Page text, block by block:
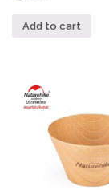
Add to cart